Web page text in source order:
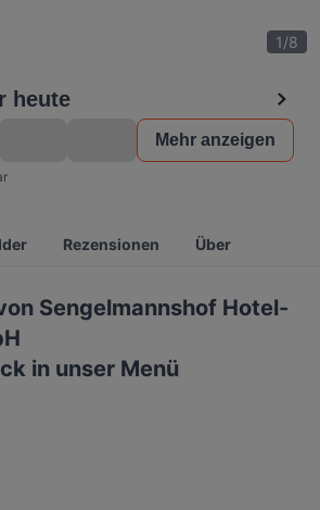
1/8
heute
Mehr anzeigen
Rezensionen Über
Sengelmannshof Hotel-
in unser Menü